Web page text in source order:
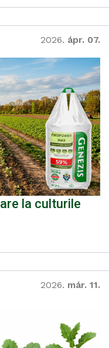
2026. ápr. 07.
la culturile
2026. már. 11.